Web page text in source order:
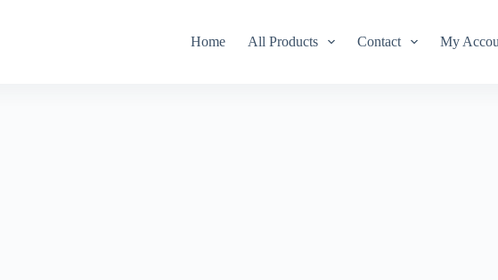
Home All Products Contact My